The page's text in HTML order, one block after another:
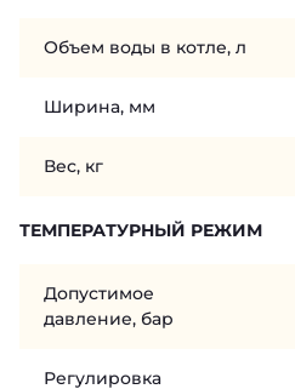
Объем воды в котле, л
Ширина, мм
Вес, кг
ТЕМПЕРАТУРНЫЙ РЕЖИМ
Допустимое
давление, бар
Регулировка